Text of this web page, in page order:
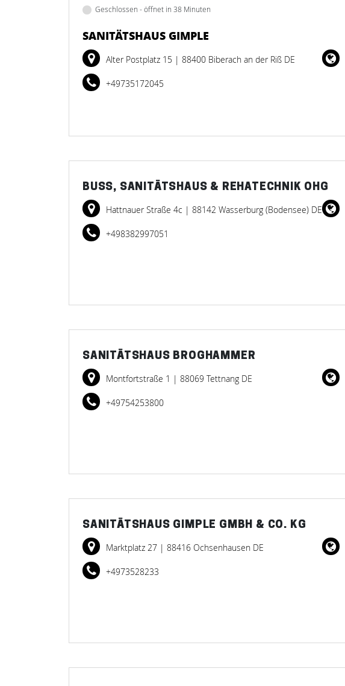
Geschlossen - öffnet in 38 Minuten
SANITÄTSHAUS GIMPLE
Alter Postplatz 15 | 88400 Biberach an der Riß DE
+49735172045
BUSS, SANITÄTSHAUS & REHATECHNIK OHG
Hattnauer Straße 4c | 88142 Wasserburg (Bodensee) DE
+498382997051
SANITÄTSHAUS BROGHAMMER
Montfortstraße 1 | 88069 Tettnang DE
+49754253800
SANITÄTSHAUS GIMPLE GMBH & CO. KG
Marktplatz 27 | 88416 Ochsenhausen DE
+4973528233